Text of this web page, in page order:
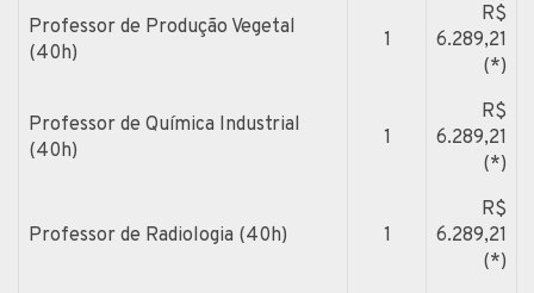
Professor de Produção Vegetal
(40h)
1
R$
6.289,21
(*)
Professor de Química Industrial
(40h)
1
R$
6.289,21
(*)
Professor de Radiologia (40h) 1
R$
6.289,21
(*)